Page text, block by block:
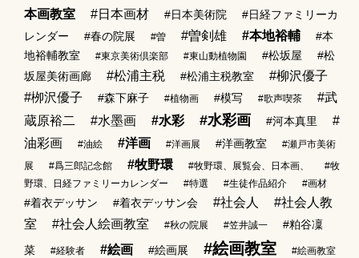
本画教室
#日本画材 #日本美術院
#日経ファミリーカ
レンダー
#春の院展 #曽 #曽剣雄 #本地裕輔
#本
地裕輔教室
#東京美術倶楽部 #東山動植物園 #松坂屋
#松
坂屋美術画廊
#松浦主税 #松浦主税教室
#柳沢優子
#栁沢優子
#森下麻子 #植物画 #模写 #歌声喫茶
#武
蔵原裕二
#水墨画 #水彩 #水彩画 #河本真里
#
油彩画
#油絵 #洋画 #洋画展 #洋画教室
#瀬戸市美術
展
#爲三郎記念館 #牧野環 #牧野環、展覧会、日本画、
#牧
野環、日経ファミリーカレンダー
#特選 #生徒作品紹介 #画材
#着衣デッサン #着衣デッサン会 #社会人
#社会人教
室
#社会人絵画教室 #秋の院展 #笠井誠一
#粕谷凜
菜
#経験者 #絵画 #絵画展 #絵画教室
#絵画教室